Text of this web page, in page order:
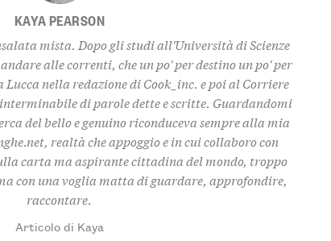
KAYA PEARSON
mista. Dopo gli studi all'Università di Scienze
alle correnti, che un po' per destino un po' per
nella redazione di Cook_inc. e poi al Corriere
di parole dette e scritte. Guardandomi
del bello e genuino riconduceva sempre alla mia
realtà che appoggio e in cui collaboro con
carta ma aspirante cittadina del mondo, troppo
con una voglia matta di guardare, approfondire,
raccontare.
Articolo di Kaya